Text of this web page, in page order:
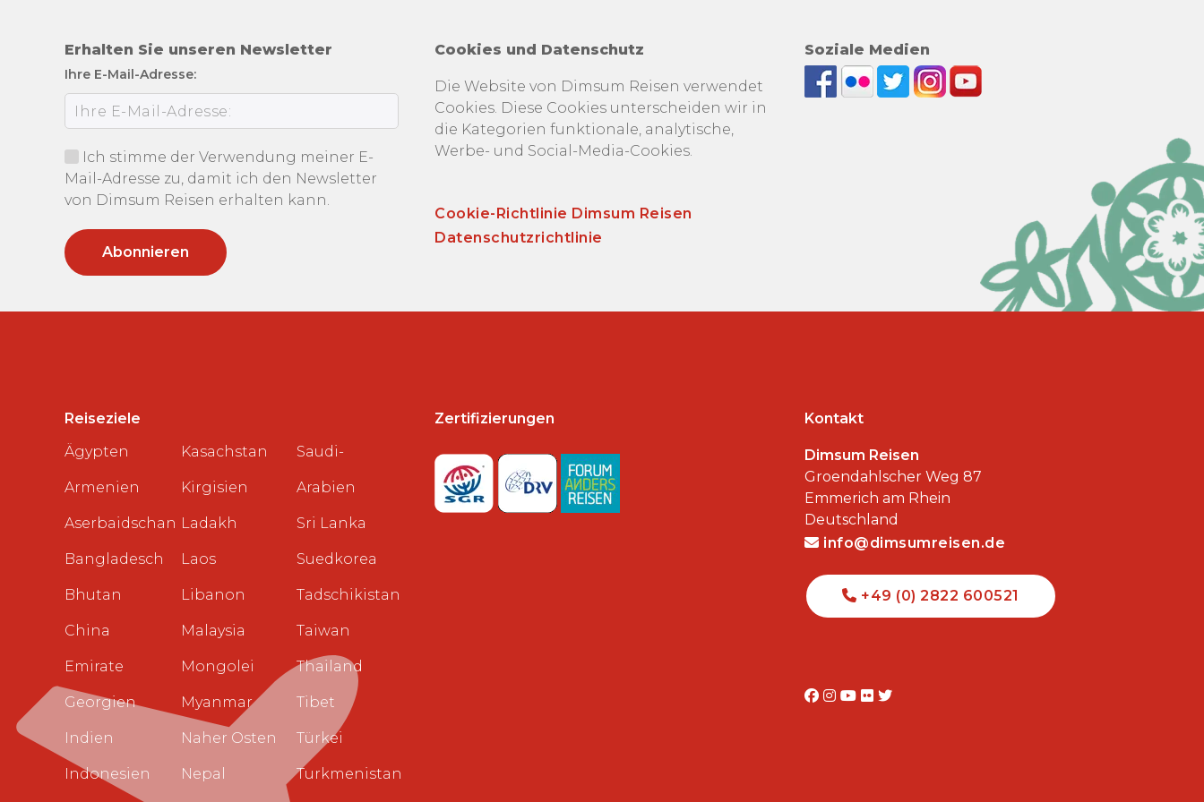
Erhalten Sie unseren Newsletter
Ihre E-Mail-Adresse:
Ich stimme der Verwendung meiner E-
Mail-Adresse zu, damit ich den Newsletter
von Dimsum Reisen erhalten kann.
Cookies und Datenschutz
Die Website von Dimsum Reisen verwendet
Cookies. Diese Cookies unterscheiden wir in
die Kategorien funktionale, analytische,
Werbe- und Social-Media-Cookies.
Cookie-Richtlinie Dimsum Reisen
Datenschutzrichtlinie
Soziale Medien
Reiseziele
Ägypten
Armenien
Aserbaidschan
Bangladesch
Bhutan
China
Emirate
Georgien
Indien
Indonesien
Kasachstan
Kirgisien
Ladakh
Laos
Libanon
Malaysia
Mongolei
Myanmar
Naher Osten
Nepal
Saudi-
Arabien
Sri Lanka
Suedkorea
Tadschikistan
Taiwan
Thailand
Tibet
Türkei
Turkmenistan
Zertifizierungen Kontakt
Dimsum Reisen
Groendahlscher Weg 87
Emmerich am Rhein
Deutschland
info@dimsumreisen.de
+49 (0) 2822 600521